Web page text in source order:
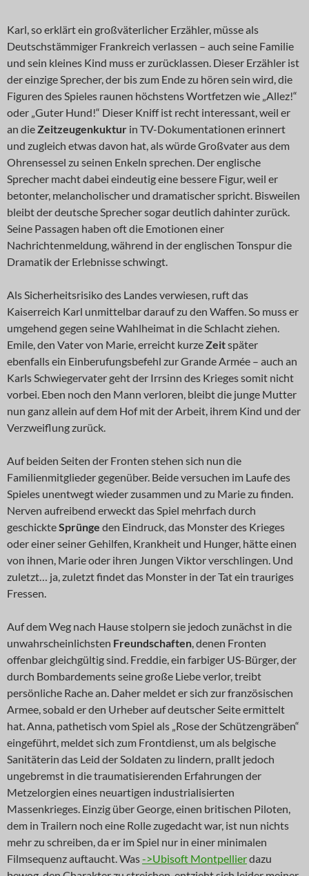
Karl, so erklärt ein großväterlicher Erzähler, müsse als
Deutschstämmiger Frankreich verlassen – auch seine Familie
und sein kleines Kind muss er zurücklassen. Dieser Erzähler ist
der einzige Sprecher, der bis zum Ende zu hören sein wird, die
Figuren des Spieles raunen höchstens Wortfetzen wie „Allez!“
oder „Guter Hund!“ Dieser Kniff ist recht interessant, weil er
an dieZeitzeugenkuktur in TV-Dokumentationen erinnert
und zugleich etwas davon hat, als würde Großvater aus dem
Ohrensessel zu seinen Enkeln sprechen. Der englische
Sprecher macht dabei eindeutig eine bessere Figur, weil er
betonter, melancholischer und dramatischer spricht. Bisweilen
bleibt der deutsche Sprecher sogar deutlich dahinter zurück.
Seine Passagen haben oft die Emotionen einer
Nachrichtenmeldung, während in der englischen Tonspur die
Dramatik der Erlebnisse schwingt.
Als Sicherheitsrisiko des Landes verwiesen, ruft das
Kaiserreich Karl unmittelbar darauf zu den Waffen. So muss er
umgehend gegen seine Wahlheimat in die Schlacht ziehen.
Emile, den Vater von Marie, erreicht kurzeZeitspäter
ebenfalls ein Einberufungsbefehl zur Grande Armée – auch an
Karls Schwiegervater geht der Irrsinn des Krieges somit nicht
vorbei. Eben noch den Mann verloren, bleibt die junge Mutter
nun ganz allein auf dem Hof mit der Arbeit, ihrem Kind und der
Verzweiflung zurück.
Auf beiden Seiten der Fronten stehen sich nun die
Familienmitglieder gegenüber. Beide versuchen im Laufe des
Spieles unentwegt wieder zusammen und zu Marie zu finden.
Nerven aufreibend erweckt das Spiel mehrfach durch
geschickteSprünge den Eindruck, das Monster des Krieges
oder einer seiner Gehilfen, Krankheit und Hunger, hätte einen
von ihnen, Marie oder ihren Jungen Viktor verschlingen. Und
zuletzt… ja, zuletzt findet das Monster in der Tat ein trauriges
Fressen.
Auf dem Weg nach Hause stolpern sie jedoch zunächst in die
unwahrscheinlichsten Freundschaften, denen Fronten
offenbar gleichgültig sind. Freddie, ein farbiger US-Bürger, der
durch Bombardements seine große Liebe verlor, treibt
persönliche Rache an. Daher meldet er sich zur französischen
Armee, sobald er den Urheber auf deutscher Seite ermittelt
hat. Anna, pathetisch vom Spiel als „Rose der Schützengräben“
eingeführt, meldet sich zum Frontdienst, um als belgische
Sanitäterin das Leid der Soldaten zu lindern, prallt jedoch
ungebremst in die traumatisierenden Erfahrungen der
Metzelorgien eines neuartigen industrialisierten
Massenkrieges. Einzig über George, einen britischen Piloten,
dem in Trailern noch eine Rolle zugedacht war, ist nun nichts
mehr zu schreiben, da er im Spiel nur in einer minimalen
Filmsequenz auftaucht. Was->Ubisoft Montpellierdazu